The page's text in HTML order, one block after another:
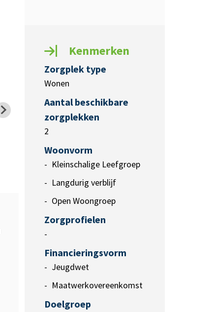
Kenmerken
Zorgplek type
Wonen
Aantal beschikbare
zorgplekken
2
Woonvorm
Kleinschalige Leefgroep
Langdurig verblijf
Open Woongroep
Zorgprofielen
-
Financieringsvorm
Jeugdwet
Maatwerkovereenkomst
Doelgroep